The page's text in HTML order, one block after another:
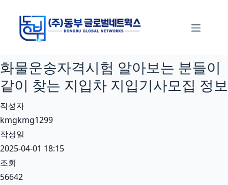
건
너
뛰
기
화물운송자격시험 알아보는 분들이
같이 찾는 지입차 지입기사모집 정보
작성자
kmgkmg1299
작성일
2025-04-01 18:15
조회
56642